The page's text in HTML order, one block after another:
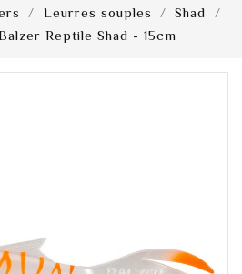
Leurres souples
Shad
Reptile Shad - 15cm